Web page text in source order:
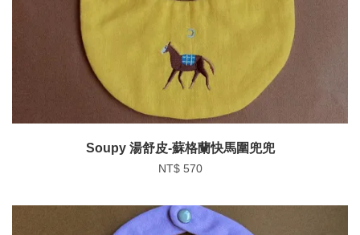
Soupy 湯舒皮-蘇格蘭快馬圍兜兜
NT$ 570